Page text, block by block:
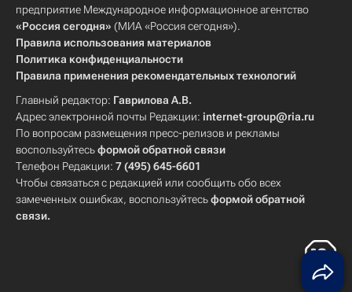
предприятие Международное информационное агентство
«Россия сегодня» (МИА «Россия сегодня»).
Правила использования материалов
Политика конфиденциальности
Правила применения рекомендательных технологий
Главный редактор: Гаврилова А.В.
Адрес электронной почты Редакции: internet-group@ria.ru
По вопросам размещения пресс-релизов и рекламы
воспользуйтесьформой обратной связи
Телефон Редакции: 7 (495) 645-6601
Чтобы связаться с редакцией или сообщить обо всех
замеченных ошибках, воспользуйтесьформой обратной
связи.